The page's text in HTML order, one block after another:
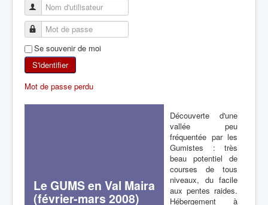
ALPINISME
SKI DE RANDONNÉE
RANDONNÉE SPORTIVE
Se souvenir de moi
S'identifier
Mot de passe perdu
Le GUMS en Val Maira
(février-mars 2008)
Découverte d'une
vallée peu
fréquentée par les
Gumistes : très
beau potentiel de
courses de tous
niveaux, du facile
aux pentes raides.
Hébergement à